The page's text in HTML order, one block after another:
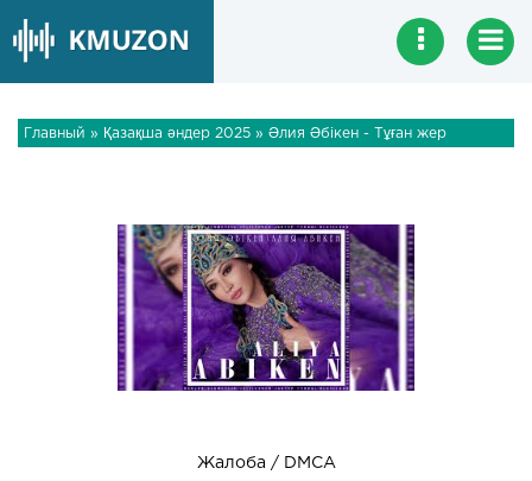
Главный » Қазақша әндер 2025 » Әлия Әбікен - Тұған жер
Жалоба / DMCA